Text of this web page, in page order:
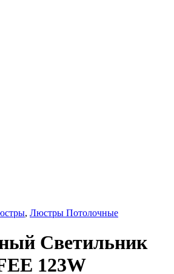
, Люстры Потолочные
Светильник
123W